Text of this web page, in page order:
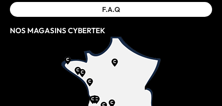
F.A.Q
NOS MAGASINS CYBERTEK